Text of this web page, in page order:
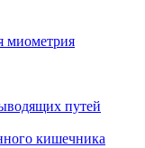
миометрия
путей
кишечника